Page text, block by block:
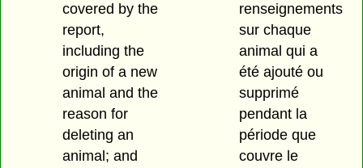
covered by the
report,
including the
origin of a new
animal and the
reason for
deleting an
animal; and
renseignements
sur chaque
animal qui a
été ajouté ou
supprimé
pendant la
période que
couvre le